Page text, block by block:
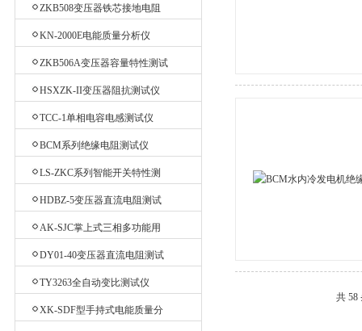
ZKB508变压器铁芯接地电阻
KN-2000E电能质量分析仪
ZKB506A变压器容量特性测试
HSXZK-II变压器阻抗测试仪
TCC-1单相电容电感测试仪
BCM系列绝缘电阻测试仪
LS-ZKC系列智能开关特性测
HDBZ-5变压器直流电阻测试
AK-SJC掌上式三相多功能用
DY01-40变压器直流电阻测试
TY3263全自动变比测试仪
XK-SDF型手持式电能质量分
共 58